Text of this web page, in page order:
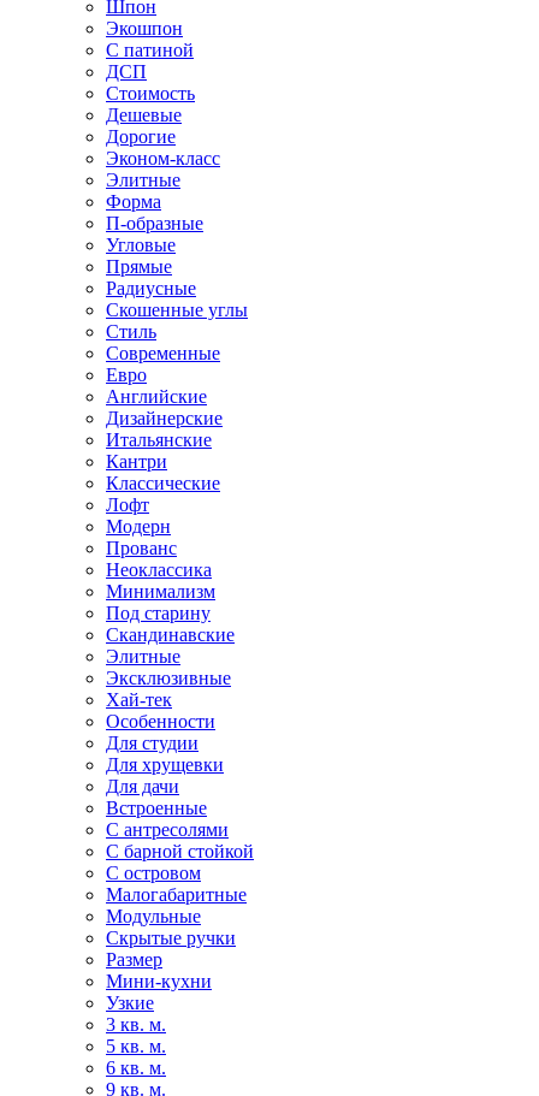
Шпон
Экошпон
С патиной
ДСП
Стоимость
Дешевые
Дорогие
Эконом-класс
Элитные
Форма
П-образные
Угловые
Прямые
Радиусные
Скошенные углы
Стиль
Современные
Евро
Английские
Дизайнерские
Итальянские
Кантри
Классические
Лофт
Модерн
Прованс
Неоклассика
Минимализм
Под старину
Скандинавские
Элитные
Эксклюзивные
Хай-тек
Особенности
Для студии
Для хрущевки
Для дачи
Встроенные
С антресолями
С барной стойкой
С островом
Малогабаритные
Модульные
Скрытые ручки
Размер
Мини-кухни
Узкие
3 кв. м.
5 кв. м.
6 кв. м.
9 кв. м.